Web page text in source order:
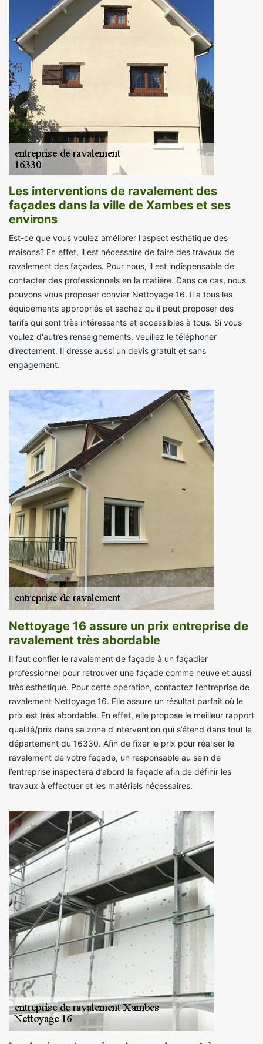
Les interventions de ravalement des
façades dans la ville de Xambes et ses
environs
Est-ce que vous voulez améliorer l'aspect esthétique des
maisons? En effet, il est nécessaire de faire des travaux de
ravalement des façades. Pour nous, il est indispensable de
contacter des professionnels en la matière. Dans ce cas, nous
pouvons vous proposer convier Nettoyage 16. Il a tous les
équipements appropriés et sachez qu'il peut proposer des
tarifs qui sont très intéressants et accessibles à tous. Si vous
voulez d'autres renseignements, veuillez le téléphoner
directement. Il dresse aussi un devis gratuit et sans
engagement.
Nettoyage 16 assure un prix entreprise de
ravalement très abordable
Il faut confier le ravalement de façade à un façadier
professionnel pour retrouver une façade comme neuve et aussi
très esthétique. Pour cette opération, contactez l’entreprise de
ravalement Nettoyage 16. Elle assure un résultat parfait où le
prix est très abordable. En effet, elle propose le meilleur rapport
qualité/prix dans sa zone d’intervention qui s’étend dans tout le
département du 16330. Afin de fixer le prix pour réaliser le
ravalement de votre façade, un responsable au sein de
l’entreprise inspectera d’abord la façade afin de définir les
travaux à effectuer et les matériels nécessaires.